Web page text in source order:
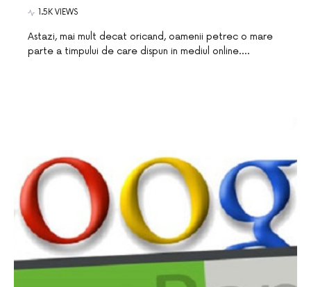
1.5K VIEWS
Astazi, mai mult decat oricand, oamenii petrec o mare
parte a timpului de care dispun in mediul online.…